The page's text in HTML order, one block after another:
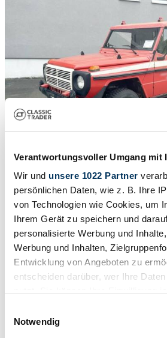
Verantwortungsvoller Umgang mit
Wir und unsere 1022 Partner
persönlichen Daten, wie z. B. Ihre
von Technologien wie Cookies, um
Ihrem Gerät zu speichern und
personalisierte Werbung und
Werbung und Inhalten,
Entwicklung von Angeboten zu
entscheiden darüber, wer Ihre
Trigger Symbol ändern oder
Notwendig
/15
1994 | Mercedes-Benz 250 GD
250 GD 4x4, Feuerwehr mehrfach
CHF 36'356